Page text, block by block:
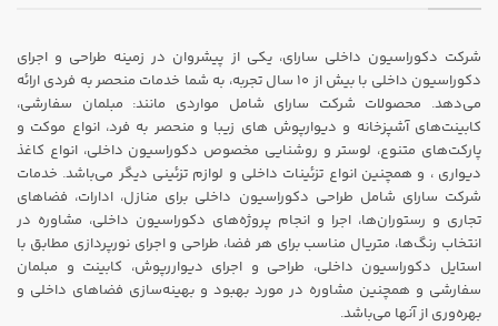
شرکت دکوراسیون داخلی سارای، یکی از پیشروان در زمینه طراحی و اجرای
دکوراسیون داخلی با بیش از ۱۰ سال تجربه، به شما خدمات منحصر به فردی ارائه
می‌دهد. محصولات شرکت سارای شامل مواردی مانند: مبلمان سفارشی،
کابینت‌های آشپزخانه و دیوارپوش های زیبا و منحصر به فرد، انواع موکت و
پارکت‌های متنوع، لوستر و روشنایی مخصوص دکوراسیون داخلی، انواع کاغذ
دیواری ، و همچنین انواع تزئینات داخلی و لوازم تزئینی دیگر می‌باشد. خدمات
شرکت سارای شامل طراحی دکوراسیون داخلی برای منازل، ادارات، فضاهای
تجاری و رستوران‌ها، اجرا و انجام پروژه‌های دکوراسیون داخلی، مشاوره در
انتخاب رنگ‌ها، متریال مناسب برای هر فضا، طراحی و اجرای نورپردازی مطابق با
استایل دکوراسیون داخلی، طراحی و اجرای دیواررپوش، کابینت و مبلمان
سفارشی و همچنین مشاوره در مورد بهبود و بهینه‌سازی فضاهای داخلی و
بهره‌وری از آنها می‌باشد.